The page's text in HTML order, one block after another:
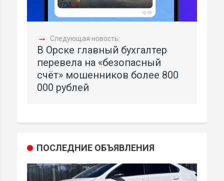
→ Следующая новость:
В Орске главный бухгалтер
перевела на «безопасный
счёт» мошенников более 800
000 рублей
ПОСЛЕДНИЕ ОБЪЯВЛЕНИЯ